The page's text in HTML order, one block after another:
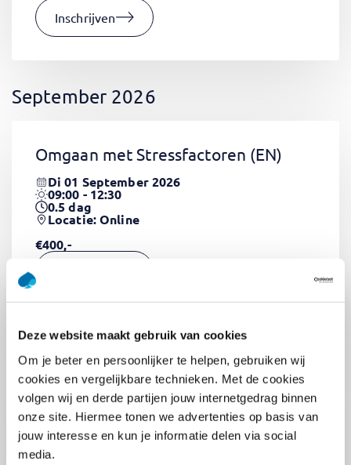
Deze website maakt gebruik van cookies
Om je beter en persoonlijker te helpen, gebruiken wij
cookies en vergelijkbare technieken. Met de cookies
volgen wij en derde partijen jouw internetgedrag binnen
onze site. Hiermee tonen we advertenties op basis van
jouw interesse en kun je informatie delen via social
media.
Inschrijven
September 2026
Omgaan met Stressfactoren (EN)
Di 01 September 2026
09:00 - 12:30
0.5dag
Locatie: Online
€400,-
Pega Certified System Architect
(PCSA)(EN)
Di 01 September 2026
09:00 - 16:30
5dagen
Locatie: Online
€3595,-